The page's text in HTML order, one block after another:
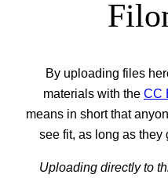
By uploading files
materials with the CC
means in short that
see fit, as long as they
Uploading directly to